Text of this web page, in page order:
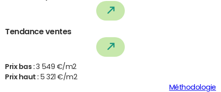
Tendance ventes
Prix bas : 3 549 €/m2
Prix haut : 5 321 €/m2
Méthodologie